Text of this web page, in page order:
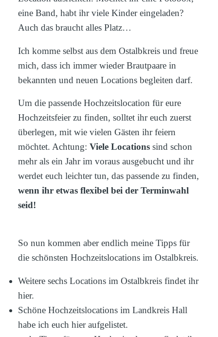
eine Band, habt ihr viele Kinder eingeladen?
Auch das braucht alles Platz…
Ich komme selbst aus dem Ostalbkreis und freue
mich, dass ich immer wieder Brautpaare in
bekannten und neuen Locations begleiten darf.
Um die passende Hochzeitslocation für eure
Hochzeitsfeier zu finden, solltet ihr euch zuerst
überlegen, mit wie vielen Gästen ihr feiern
möchtet. Achtung:Viele Locations sind schon
mehr als ein Jahr im voraus ausgebucht und ihr
werdet euch leichter tun, das passende zu finden,
wenn ihr etwas flexibel bei der Terminwahl
seid!
So nun kommen aber endlich meine Tipps für
die schönsten Hochzeitslocations im Ostalbkreis.
Weitere sechs Locations im Ostalbkreis findet ihr
hier.
Schöne Hochzeitslocations im Landkreis Hall
habe ich euch hier aufgelistet.